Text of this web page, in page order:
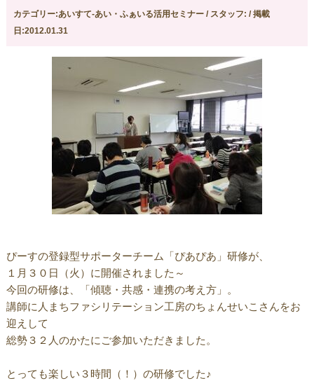
カテゴリー:あいすて-あい・ふぁいる活用セミナー / スタッフ: / 掲載
日:2012.01.31
ぴーすの登録型サポーターチーム「ぴあぴあ」研修が、
１月３０日（火）に開催されました～
今回の研修は、「傾聴・共感・連携の考え方」。
講師に人まちファシリテーション工房のちょんせいこさんをお
迎えして
総勢３２人のかたにご参加いただきました。
とっても楽しい３時間（！）の研修でした♪